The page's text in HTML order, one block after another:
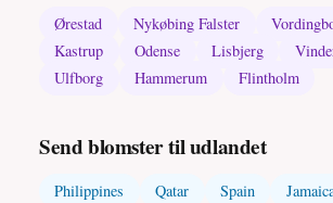
Ørestad Nykøbing Falster
Kastrup
Odense Lisbjerg
Ulfborg
Hammerum Flintholm
Send blomster til udlandet
Philippines Qatar Spain